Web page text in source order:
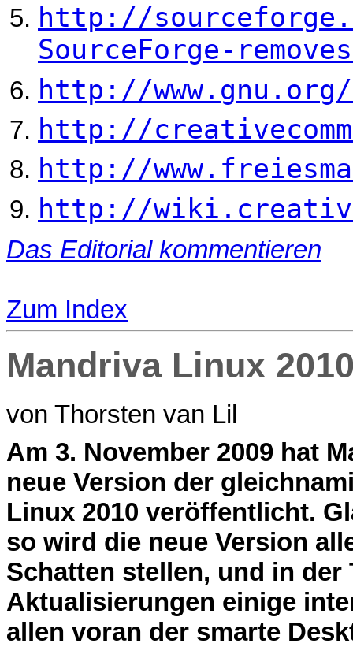
http://
SourceForge-
http://
http://
http://
http://
Das Editorial kommentieren
Zum Index
Mandriva Linux
von Thorsten van Lil
Am 3. November 2009 hat
neue Version der
Linux 2010 veröffentlicht.
so wird die neue Version
Schatten stellen, und in
Aktualisierungen einige
allen voran der smarte